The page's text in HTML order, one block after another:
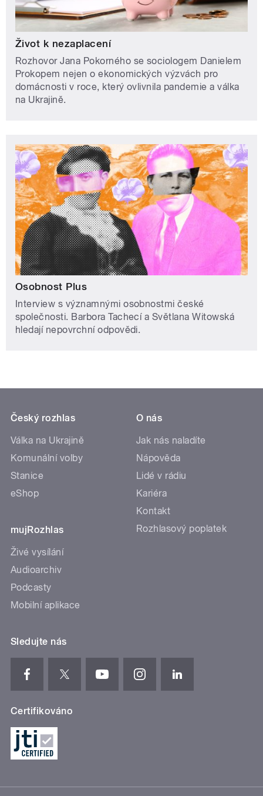
Život k nezaplacení
Rozhovor Jana Pokorného se sociologem Danielem
Prokopem nejen o ekonomických výzvách pro
domácnosti v roce, který ovlivnila pandemie a válka
na Ukrajině.
Osobnost Plus
Interview s významnými osobnostmi české
společnosti. Barbora Tachecí a Světlana Witowská
hledají nepovrchní odpovědi.
Český rozhlas
Válka na Ukrajině
Komunální volby
Stanice
eShop
mujRozhlas
Živé vysílání
Audioarchiv
Podcasty
Mobilní aplikace
O nás
Jak nás naladíte
Nápověda
Lidé v rádiu
Kariéra
Kontakt
Rozhlasový poplatek
Sledujte nás
Certifikováno